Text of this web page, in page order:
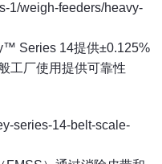
1/weigh-feeders/heavy-
Series 14提供±0.125%
工厂使用提供可靠性
series-14-belt-scale-